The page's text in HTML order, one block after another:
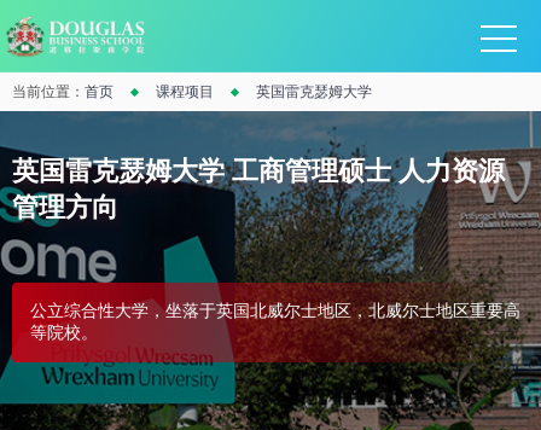
当前位置： 首页 课程项目 英国雷克瑟姆大学
英国雷克瑟姆大学 工商管理硕士 人力资源
管理方向
公立综合性大学，坐落于英国北威尔士地区，北威尔士地区重要高
等院校。